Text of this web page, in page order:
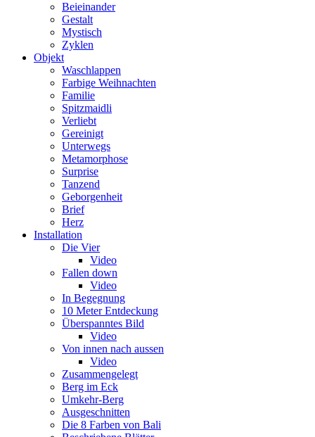
Beieinander
Gestalt
Mystisch
Zyklen
Objekt
Waschlappen
Farbige Weihnachten
Familie
Spitzmaidli
Verliebt
Gereinigt
Unterwegs
Metamorphose
Surprise
Tanzend
Geborgenheit
Brief
Herz
Installation
Die Vier
Video
Fallen down
Video
In Begegnung
10 Meter Entdeckung
Überspanntes Bild
Video
Von innen nach aussen
Video
Zusammengelegt
Berg im Eck
Umkehr-Berg
Ausgeschnitten
Die 8 Farben von Bali